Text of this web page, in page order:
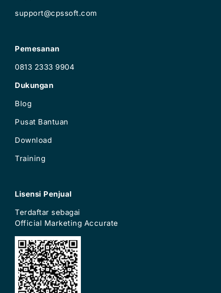
support@cpssoft.com
Pemesanan
0813 2333 9904
Dukungan
Blog
Pusat Bantuan
Download
Training
Lisensi Penjual
Terdaftar sebagai
Official Marketing Accurate